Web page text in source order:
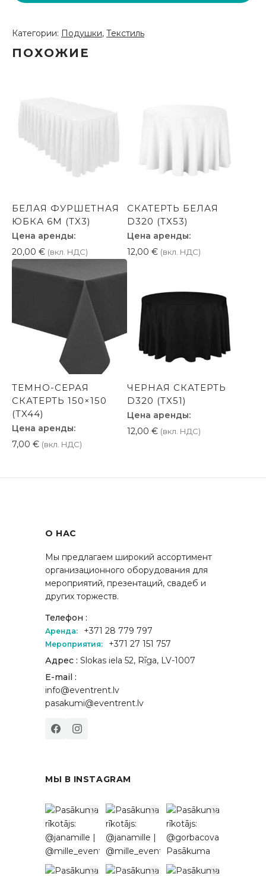
Категории: Подушки, Текстиль
ПОХОЖИЕ
БЕЛАЯ ФУРШЕТНАЯ
ЮБКА 6M (TX3)
Цена аренды:
20,00 € (вкл. НДС)
СКАТЕРТЬ БЕЛАЯ
D320 (TX53)
Цена аренды:
12,00 € (вкл. НДС)
ТЕМНО-СЕРАЯ
СКАТЕРТЬ 150×150
(TX44)
Цена аренды:
7,00 € (вкл. НДС)
ЧЕРНАЯ СКАТЕРТЬ
D320 (TX51)
Цена аренды:
12,00 € (вкл. НДС)
О НАС
Мы предлагаем широкий ассортимент
организационного оборудования для
мероприятий, презентаций, свадеб и
других торжеств.
Телефон :
Аренда: +371 28 779 797
Мероприятия:
+371 27 151 757
Адрес : Slokas iela 52, Rīga, LV-1007
E-mail :
info@eventrent.lv
pasakumi@eventrent.lv
МЫ В INSTAGRAM